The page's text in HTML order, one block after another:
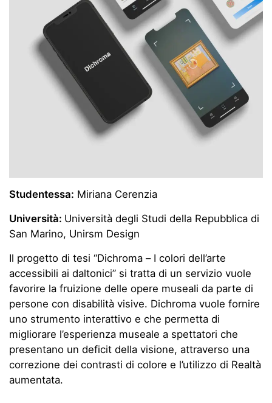
Studentessa: Miriana Cerenzia
Università: Università degli Studi della Repubblica di
San Marino, Unirsm Design
Il progetto di tesi “Dichroma – I colori dell’arte
accessibili ai daltonici” si tratta di un servizio vuole
favorire la fruizione delle opere museali da parte di
persone con disabilità visive. Dichroma vuole fornire
uno strumento interattivo e che permetta di
migliorare l’esperienza museale a spettatori che
presentano un deficit della visione, attraverso una
correzione dei contrasti di colore e l’utilizzo di Realtà
aumentata.